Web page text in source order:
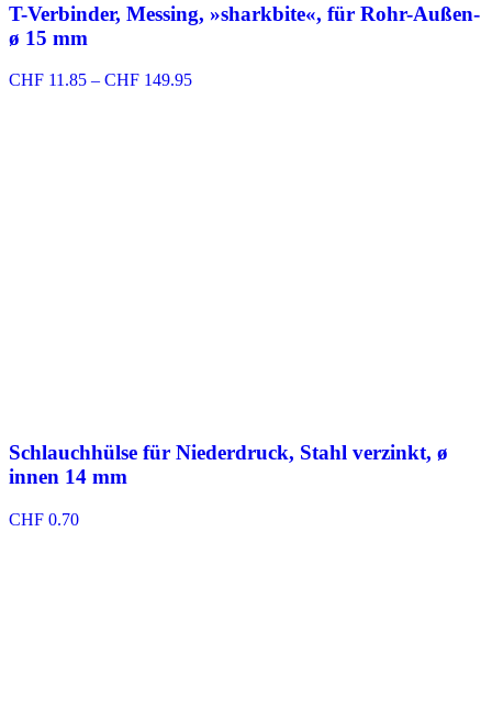
T-Verbinder, Messing, »sharkbite«, für Rohr-Außen-
ø 15 mm
CHF 11.85 – CHF 149.95Preisspanne:
Schlauchhülse für Niederdruck, Stahl verzinkt, ø
innen 14 mm
CHF 0.70